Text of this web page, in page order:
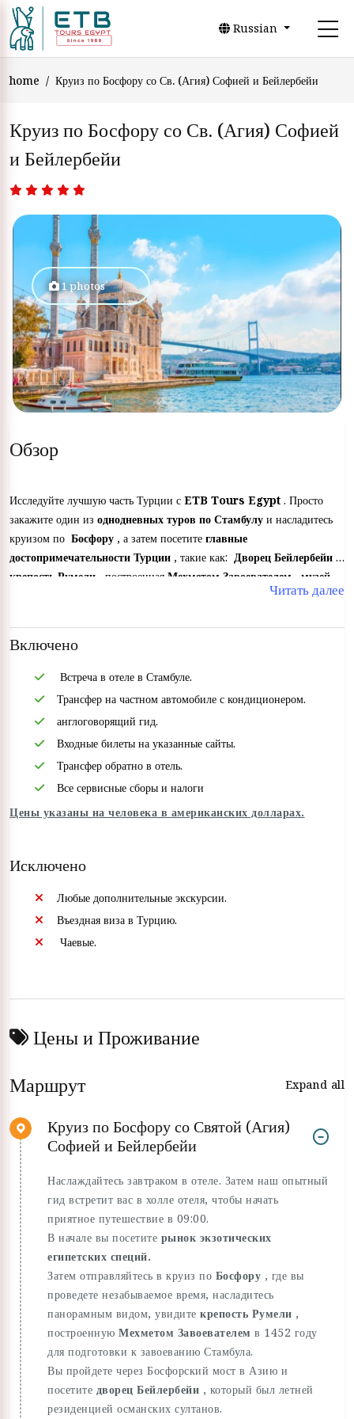
Russian
home Круиз по Босфору со Св. (Агия) Софией и Бейлербейи
Круиз по Босфору со Св. (Агия) Софией
и Бейлербейи
1 photos
Обзор
Исследуйте лучшую часть Турции с ETB Tours Egypt . Просто
закажите один из однодневных туров по Стамбулу и насладитесь
круизом по Босфору , а затем посетите главные
достопримечательности Турции , такие как: Дворец Бейлербейи ,
крепость Румели , построенная Мехметом Завоевателем
музей
Читать далее
Включено
Встреча в отеле в Стамбуле.
Трансфер на частном автомобиле с кондиционером.
англоговорящий гид.
Входные билеты на указанные сайты.
Трансфер обратно в отель.
Все сервисные сборы и налоги
Цены указаны на человека в американских долларах.
Исключено
Любые дополнительные экскурсии.
Въездная виза в Турцию.
Чаевые.
Цены и Проживание
Маршрут
Expand all
Круиз по Босфору со Святой (Агия)
Софией и Бейлербейи
Наслаждайтесь завтраком в отеле. Затем наш опытный
гид встретит вас в холле отеля, чтобы начать
приятное путешествие в 09:00.
В начале вы посетите рынок экзотических
египетских специй.
Затем отправляйтесь в круиз по Босфору , где вы
проведете незабываемое время, насладитесь
панорамным видом, увидите крепость Румели ,
построенную Мехметом Завоевателем в 1452 году
для подготовки к завоеванию Стамбула.
Вы пройдете через Босфорский мост в Азию и
посетите дворец Бейлербейи , который был летней
резиденцией османских султанов.